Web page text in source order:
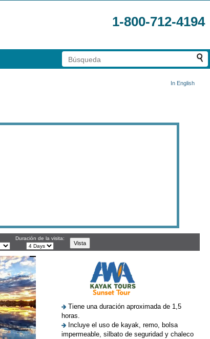
1-800-712-4194
In English
Duración de la visita:
Tiene una duración aproximada de 1,5
horas.
Incluye el uso de kayak, remo, bolsa
impermeable, silbato de seguridad y chaleco